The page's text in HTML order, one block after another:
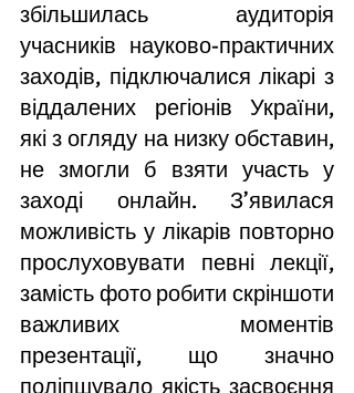
збільшилась аудиторія
учасників науково-практичних
заходів, підключалися лікарі з
віддалених регіонів України,
які з огляду на низку обставин,
не змогли б взяти участь у
заході онлайн. З’явилася
можливість у лікарів повторно
прослуховувати певні лекції,
замість фото робити скріншоти
важливих моментів
презентації, що значно
поліпшувало якість засвоєння